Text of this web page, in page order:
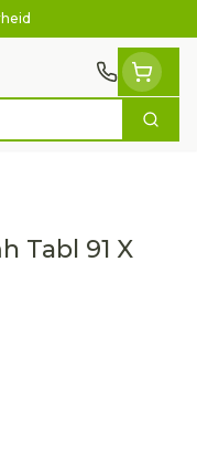
Zoek
Tabl 91 X